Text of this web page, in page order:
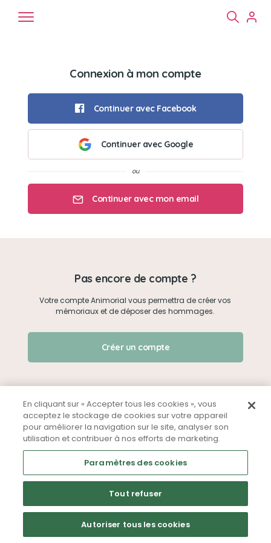
Chats
Créer un mémorial
Qui sommes-nous ?
Nous contacter
Partager sur Facebook
Connexion à mon compte
Continuer avec Facebook
Continuer avec Google
Continuer avec mon email
Je me connecte
Pas encore de compte ?
Votre compte Animorial vous permettra de créer vos
mémoriaux et de déposer des hommages.
Créer un compte
Mentions légales CGU Politique de confidentialité
En cliquant sur « Accepter tous les cookies », vous
acceptez le stockage de cookies sur votre appareil
pour améliorer la navigation sur le site, analyser son
utilisation et contribuer à nos efforts de marketing.
Paramètres des cookies
Tout refuser
Autoriser tous les cookies